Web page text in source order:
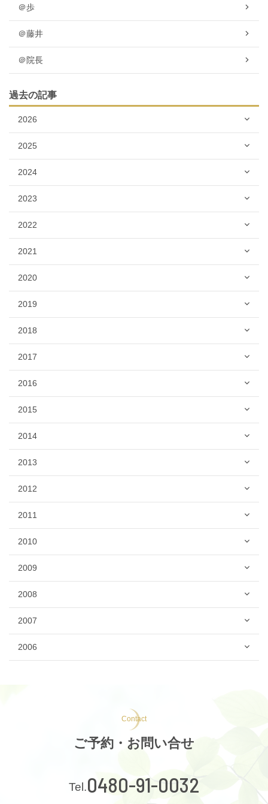
＠歩
＠藤井
＠院長
過去の記事
2026
2025
2024
2023
2022
2021
2020
2019
2018
2017
2016
2015
2014
2013
2012
2011
2010
2009
2008
2007
2006
Contact
ご予約・お問い合せ
0480-91-0032